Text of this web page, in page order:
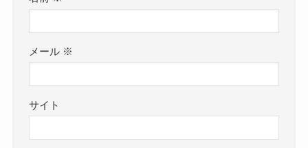
メール ※
サイト